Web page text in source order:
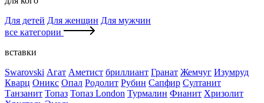
Для детей Для женщин Для мужчин
все категории
вставки
Swarovski Агат Аметист бриллиант Гранат Жемчуг Изумруд
Кварц Оникс Опал Родолит Рубин Сапфир Султанит
Танзанит Топаз Топаз London Турмалин Фианит Хризолит